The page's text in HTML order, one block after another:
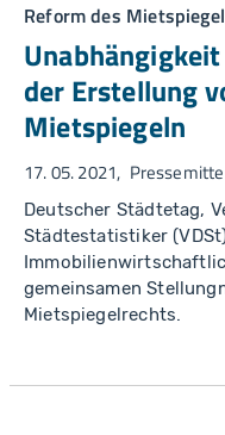
Reform des
der Erstellung
Mietspiegeln
17. 05. 2021
Deutscher Städtetag,
Städtestatistiker
gemeinsamen
Mietspiegelrechts.